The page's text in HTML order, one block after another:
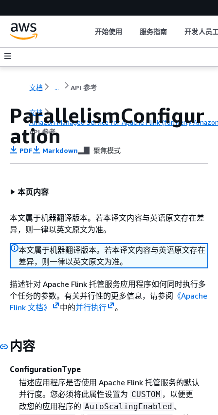
开始使用 服务指南 开发人员
文档 ... API 参考
文档
Amazon Managed Service for Apache Flink (formerly
API 参考
ParallelismConfigur
ation
PDF Markdown 聚焦模式
本页内容
本文属于机器翻译版本。若本译文内容与英语原文存在差
异，则一律以英文原文为准。
本文属于机器翻译版本。若本译文内容与英语原文存在
差异，则一律以英文原文为准。
描述针对 Apache Flink 托管服务应用程序如何同时执行多
个任务的参数。有关并行性的更多信息，请参阅 《Apache
Flink 文档》
中的并行执行 。
内容
ConfigurationType
描述应用程序是否使用 Apache Flink 托管服务的默认
并行度。您必须将此属性设置为 CUSTOM ，以便更
改您的应用程序的 AutoScalingEnabled 、